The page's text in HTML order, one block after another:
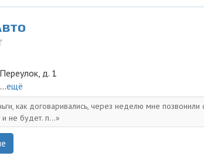
д. 1
ещё
как договаривались, через неделю мне позвонили
и не будет. п...